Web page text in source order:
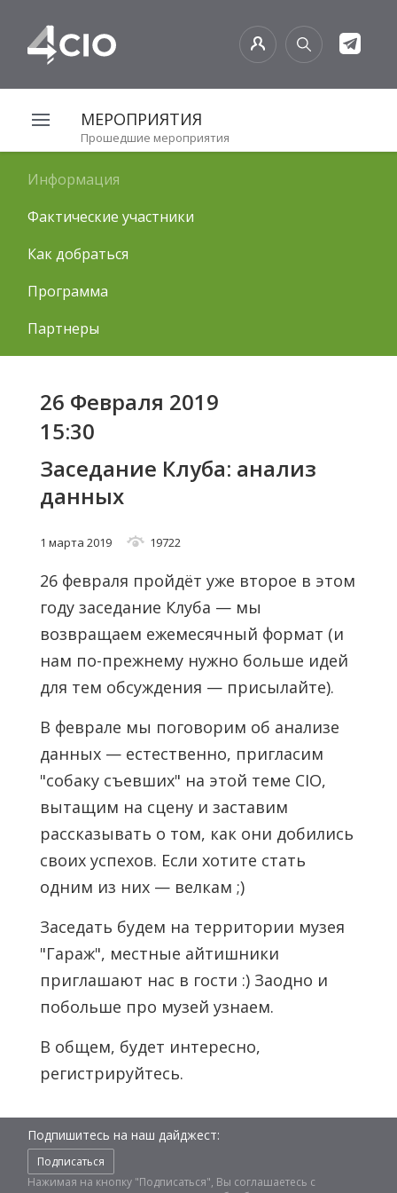
МЕРОПРИЯТИЯ
Прошедшие мероприятия
Информация
Фактические участники
Как добраться
Программа
Партнеры
26 Февраля 2019
15:30
Заседание Клуба: анализ
данных
1 марта 2019 19722
26 февраля пройдёт уже второе в этом
году заседание Клуба — мы
возвращаем ежемесячный формат (и
нам по-прежнему нужно больше идей
для тем обсуждения — присылайте).
В феврале мы поговорим об анализе
данных — естественно, пригласим
"собаку съевших" на этой теме CIO,
вытащим на сцену и заставим
рассказывать о том, как они добились
своих успехов. Если хотите стать
одним из них — велкам ;)
Заседать будем на территории музея
"Гараж", местные айтишники
приглашают нас в гости :) Заодно и
побольше про музей узнаем.
В общем, будет интересно,
регистрируйтесь.
Подпишитесь на наш дайджест:
Подписаться
Нажимая на кнопку "Подписаться", Вы соглашаетесь с